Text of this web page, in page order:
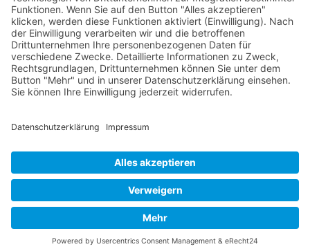
© 2026Internetwerbung by Webjoker.eu
Wir sind IhrOnline www für ganz Deutschlandund alle Bundesländer wieBaden-
Würtemberg,Bayern ,Hessen,Saarland,Rheinland-Pfalz, Nordrhein-
Westfalen,Thüringen,Bremen,Hamburg,Schleswig-Holstein,Mecklenburg-
Vorpommern,Niedersachsen,Sachsen, Sachsen-Anhalt ,
Brandenburgund Berlin . Online Tee kaufen Sie bei uns auch in Heilbronn
,
Neckarsulm,Ludwigsburg,Stuttgart,München,Potsdam ,Bremen
Alle Preise inkl. gesetzl. MwSt. zzgl. Versandkosten. Die durchgestrichenen Preise
entsprechen dem bisherigen Preis bei Online Teeversand von Teecultur.
eCommerce Shopsoftware